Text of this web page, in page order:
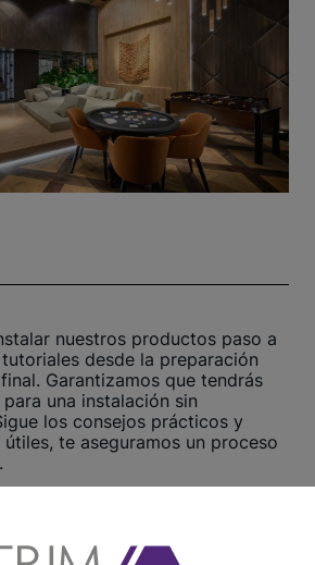
nuestros productos paso a
desde la preparación
Garantizamos que tendrás
una instalación sin
los consejos prácticos y
te aseguramos un proceso